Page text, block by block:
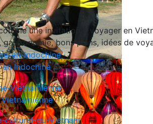
une invitation à voyager en
gastronomie, bons plans, idées de
en Indochine